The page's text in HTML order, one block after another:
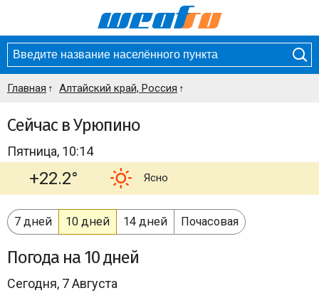
Главная Алтайский край, Россия
Сейчас в Урюпино
Пятница, 10:14
+22.2° Ясно
7 дней 10 дней 14 дней Почасовая
Погода на 10 дней
Сегодня, 7 Августа